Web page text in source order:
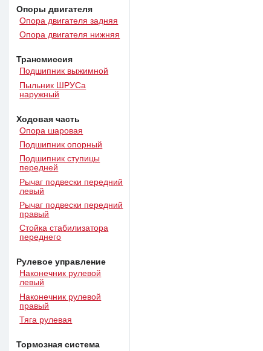
Опоры двигателя
Опора двигателя задняя
Опора двигателя нижняя
Трансмиссия
Подшипник выжимной
Пыльник ШРУСа
наружный
Ходовая часть
Опора шаровая
Подшипник опорный
Подшипник ступицы
передней
Рычаг подвески передний
левый
Рычаг подвески передний
правый
Стойка стабилизатора
переднего
Рулевое управление
Наконечник рулевой
левый
Наконечник рулевой
правый
Тяга рулевая
Тормозная система